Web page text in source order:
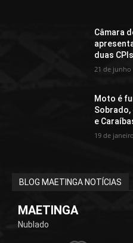
Câmara
duas
21 de junho
Moto é
Sobrado,
e
19 de
BLOG MAETINGA NOTÍCIAS
MAETINGA
Nublado